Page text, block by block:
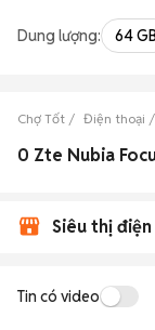
Dung lượng: 64 GB
Chợ Tốt Điện thoại
0 Zte Nubia
Siêu thị
Tin có video